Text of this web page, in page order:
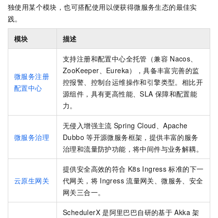
独使用某个模块，也可搭配使用以便获得微服务生态的最佳实
践。
模块 描述
微服务注册
配置中心
支持注册和配置中心全托管（兼容 Nacos、
ZooKeeper、Eureka），具备丰富完善的监
控报警、控制台运维操作和引擎类型。相比开
源组件，具有更高性能、SLA 保障和配置能
力。
微服务治理
无侵入增强主流 Spring Cloud、Apache
Dubbo 等开源微服务框架，提供丰富的服务
治理和流量防护功能，将中间件与业务解耦。
云原生网关
提供安全高效的符合 K8s Ingress 标准的下一
代网关，将 Ingress 流量网关、微服务、安全
网关三合一。
SchedulerX 是阿里巴巴自研的基于 Akka 架